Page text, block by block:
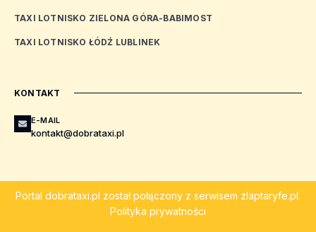
TAXI LOTNISKO ZIELONA GÓRA-BABIMOST
TAXI LOTNISKO ŁÓDŹ LUBLINEK
KONTAKT
E-MAIL
kontakt@dobrataxi.pl
Portal dobrataxi.pl został połączony z serwisem zlaptaryfe.pl.
Polityka prywatności